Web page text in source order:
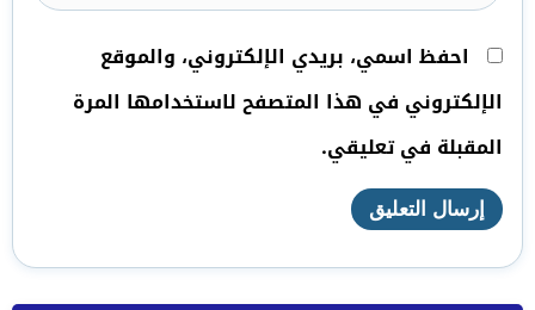
احفظ اسمي، بريدي الإلكتروني، والموقع
الإلكتروني في هذا المتصفح لاستخدامها المرة
المقبلة في تعليقي.